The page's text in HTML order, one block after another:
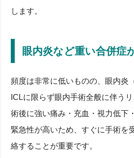
します。
眼内炎など重い合併症
頻度は非常に低いものの、眼内炎
ICLに限らず眼内手術全般に伴う
術後に強い痛み・充血・視力低下
緊急性が高いため、すぐに手術を
絡することが重要です。